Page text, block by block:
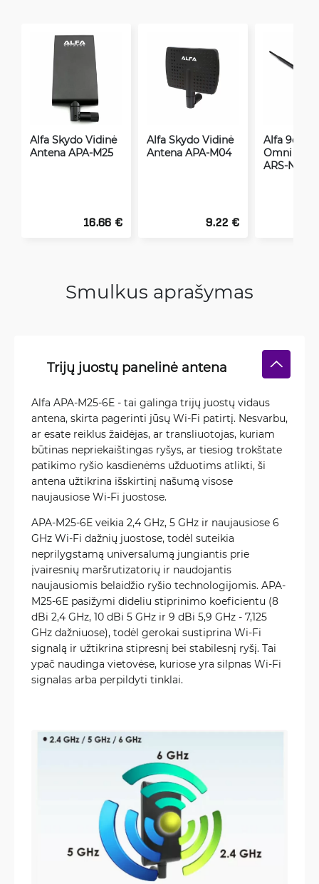
Alfa Skydo Vidinė
Antena APA-M25
16.66 €
Alfa Skydo Vidinė
Antena APA-M04
9.22 €
Alfa 9dBi
Omni
ARS-N19
Smulkus aprašymas
Trijų juostų panelinė antena
Alfa APA-M25-6E - tai galinga trijų juostų vidaus
antena, skirta pagerinti jūsų Wi-Fi patirtį. Nesvarbu,
ar esate reiklus žaidėjas, ar transliuotojas, kuriam
būtinas nepriekaištingas ryšys, ar tiesiog trokštate
patikimo ryšio kasdienėms užduotims atlikti, ši
antena užtikrina išskirtinį našumą visose
naujausiose Wi-Fi juostose.
APA-M25-6E veikia 2,4 GHz, 5 GHz ir naujausiose 6
GHz Wi-Fi dažnių juostose, todėl suteikia
neprilygstamą universalumą jungiantis prie
įvairesnių maršrutizatorių ir naudojantis
naujausiomis belaidžio ryšio technologijomis. APA-
M25-6E pasižymi dideliu stiprinimo koeficientu (8
dBi 2,4 GHz, 10 dBi 5 GHz ir 9 dBi 5,9 GHz - 7,125
GHz dažniuose), todėl gerokai sustiprina Wi-Fi
signalą ir užtikrina stipresnį bei stabilesnį ryšį. Tai
ypač naudinga vietovėse, kuriose yra silpnas Wi-Fi
signalas arba perpildyti tinklai.